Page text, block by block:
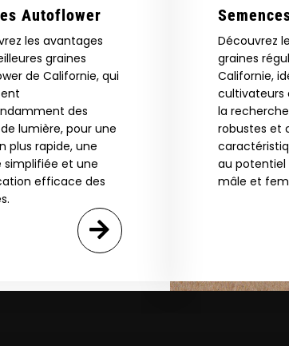
Autoflower
les avantages
graines
de Californie, qui
des
lumière, pour une
plus rapide, une
simplifiée et une
efficace des
Découvrez
graines
Californie,
cultivateurs
la
robustes et
au
mâle et
The content and products of our website is
age_gapI accept cookie settings and privacy
Agree & Enter
By clicking AGREE & ENTER, you confirm you
the first to know about new
You Are Confirming You're 21+
ME UP!